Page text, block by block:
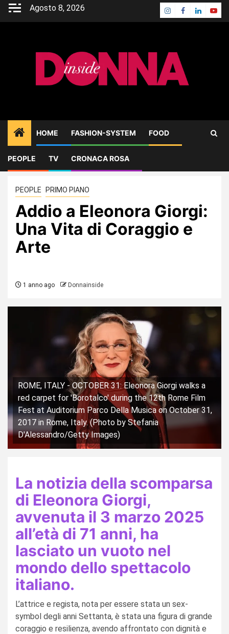
Skip
Agosto 8, 2026 Instagram
Facebook
Linkedin
HOME FASHION-SYSTEM FOOD
PEOPLE TV CRONACA ROSA
Home PEOPLE Addio a Eleonora Giorgi: Una Vita di Coraggio e Arte
PEOPLE PRIMO PIANO
Addio a Eleonora Giorgi:
Una Vita di Coraggio e
Arte
1 anno ago Donnainside
ROME, ITALY - OCTOBER 31: Eleonora Giorgi walks a
red carpet for 'Borotalco' during the 12th Rome Film
Fest at Auditorium Parco Della Musica on October 31,
2017 in Rome, Italy. (Photo by Stefania
D'Alessandro/Getty Images)
La notizia della scomparsa
di Eleonora Giorgi,
avvenuta il 3 marzo 2025
all’età di 71 anni, ha
lasciato un vuoto nel
mondo dello spettacolo
italiano.
L’attrice e regista, nota per essere stata un sex-
symbol degli anni Settanta, è stata una figura di grande
coraggio e resilienza, avendo affrontato con dignità e